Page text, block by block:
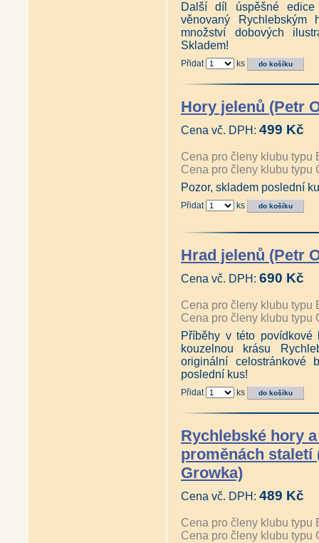
Další díl úspěšné edice
věnovaný Rychlebským
množství dobových
Skladem!
Přidat ks
Hory jelenů (Petr
Cena vč. DPH: 499 Kč
Cena pro členy klubu typu
Cena pro členy klubu typu
Pozor, skladem poslední
Přidat ks
Hrad jelenů (Petr
Cena vč. DPH: 690 Kč
Cena pro členy klubu typu
Cena pro členy klubu typu
Příběhy v této povídkové
kouzelnou krásu
originální celostránkové
poslední kus!
Přidat ks
Rychlebské hory
proměnách staletí
Growka)
Cena vč. DPH: 489 Kč
Cena pro členy klubu typu
Cena pro členy klubu typu